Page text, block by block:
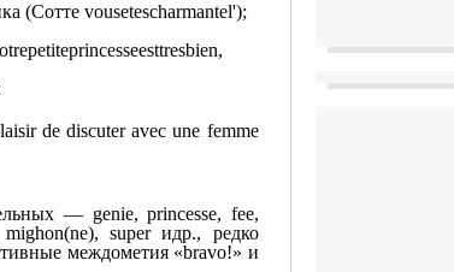
(Сотте vousetescharmantel');
petiteprincesseesttresbien,
de discuter avec une femme
— genie, princesse, fee,
super идр., редко
междометия «bravo!» и